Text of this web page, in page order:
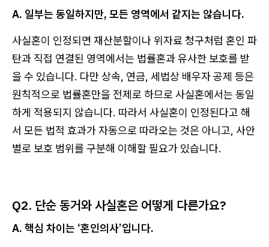
A. 일부는 동일하지만, 모든 영역에서 같지는 않습니다.
사실혼이 인정되면 재산분할이나 위자료 청구처럼 혼인 파
탄과 직접 연결된 영역에서는 법률혼과 유사한 보호를 받
을 수 있습니다. 다만 상속, 연금, 세법상 배우자 공제 등은
원칙적으로 법률혼만을 전제로 하므로 사실혼에서는 동일
하게 적용되지 않습니다. 따라서 사실혼이 인정된다고 해
서 모든 법적 효과가 자동으로 따라오는 것은 아니고, 사안
별로 보호 범위를 구분해 이해할 필요가 있습니다.
Q2. 단순 동거와 사실혼은 어떻게 다른가요?
A. 핵심 차이는 ‘혼인의사’입니다.